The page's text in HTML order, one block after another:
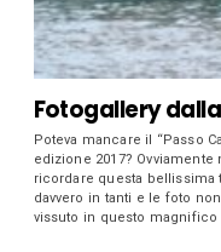
Fotogallery
Poteva mancare il “Passo
edizione 2017?
ricordare questa bellissima
davvero in tanti e le foto
vissuto in questo magnifico